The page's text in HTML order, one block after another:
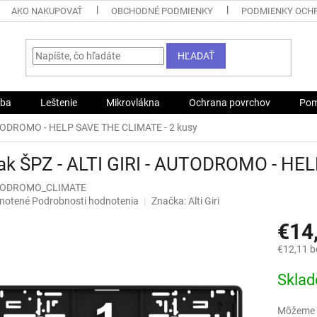
AKO NAKUPOVAŤ OBCHODNÉ PODMIENKY PODMIENKY
HĽADAŤ
Leštenie Mikrovlákna Ochrana povrchov
- HELP SAVE THE CLIMATE - 2 kusy
ŠPZ - ALTI GIRI - AUTODROMO -
Podrobnosti hodnotenia Značka:Alti Giri
€12,11
cena: